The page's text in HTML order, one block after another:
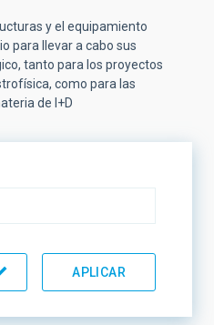
y el equipamiento
para llevar a cabo sus
tanto para los proyectos
como para las
de I+D